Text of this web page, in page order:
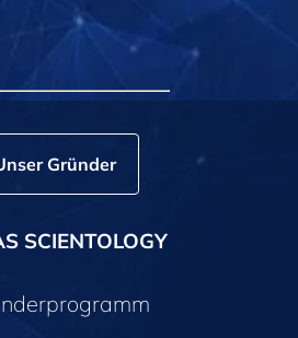
Gründer
SCIENTOLOGY